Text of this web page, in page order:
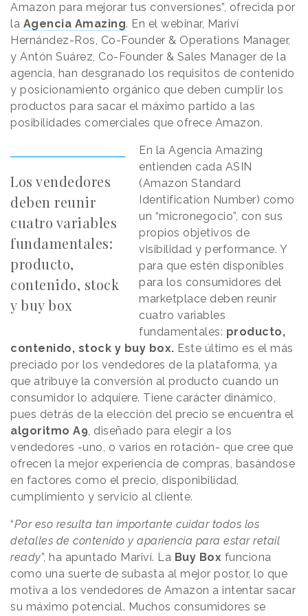
Amazon para mejorar tus conversiones”, ofrecida por
la Agencia Amazing. En el webinar, Mariví
Hernández-Ros, Co-Founder & Operations Manager,
y Antón Suárez, Co-Founder & Sales Manager de la
agencia, han desgranado los requisitos de contenido
y posicionamiento orgánico que deben cumplir los
productos para sacar el máximo partido a las
posibilidades comerciales que ofrece Amazon.
Los vendedores
deben reunir
cuatro variables
fundamentales:
producto,
contenido, stock
y buy box
En la Agencia Amazing
entienden cada ASIN
(Amazon Standard
Identification Number) como
un “micronegocio”, con sus
propios objetivos de
visibilidad y performance. Y
para que estén disponibles
para los consumidores del
marketplace deben reunir
cuatro variables
fundamentales: producto,
contenido, stock y buy box. Este último es el más
preciado por los vendedores de la plataforma, ya
que atribuye la conversión al producto cuando un
consumidor lo adquiere. Tiene carácter dinámico,
pues detrás de la elección del precio se encuentra el
algoritmo A9, diseñado para elegir a los
vendedores -uno, o varios en rotación- que cree que
ofrecen la mejor experiencia de compras, basándose
en factores como el precio, disponibilidad,
cumplimiento y servicio al cliente.
“Por eso resulta tan importante cuidar todos los
detalles de contenido y apariencia para estar retail
ready”, ha apuntado Mariví. La Buy Box funciona
como una suerte de subasta al mejor postor, lo que
motiva a los vendedores de Amazon a intentar sacar
su máximo potencial. Muchos consumidores se